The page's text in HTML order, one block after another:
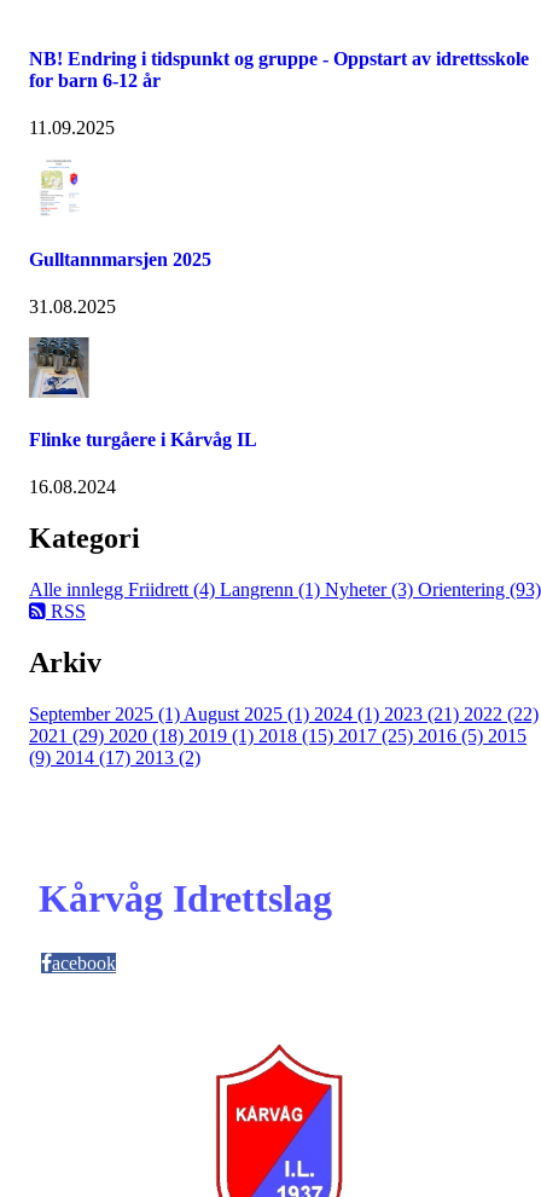
NB! Endring i tidspunkt og gruppe - Oppstart av idrettsskole
for barn 6-12 år
11.09.2025
Gulltannmarsjen 2025
31.08.2025
Flinke turgåere i Kårvåg IL
16.08.2024
Kategori
Alle innlegg Friidrett (4) Langrenn (1) Nyheter (3) Orientering (93)
RSS
Arkiv
September 2025 (1) August 2025 (1) 2024 (1) 2023 (21) 2022 (22)
2021 (29) 2020 (18) 2019 (1) 2018 (15) 2017 (25) 2016 (5) 2015
(9) 2014 (17) 2013 (2)
Kårvåg Idrettslag
acebook